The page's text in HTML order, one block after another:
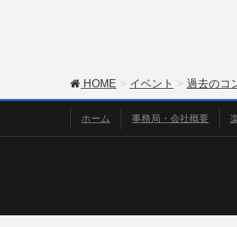
HOME イベント 過去のコ
ホーム 事務局・会社概要